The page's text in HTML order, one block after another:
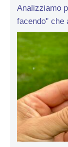
Analizziamo
facendo" che